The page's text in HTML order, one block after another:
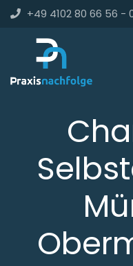
+49 4102 80 66 56 -